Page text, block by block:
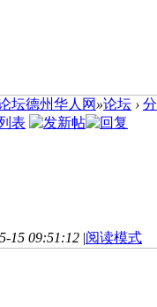
坛德州华人网 »论坛 ›
表
15 09:51:12 |阅读模式